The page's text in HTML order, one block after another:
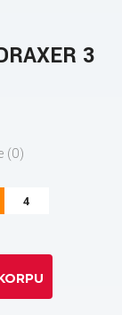
3
(0)
4